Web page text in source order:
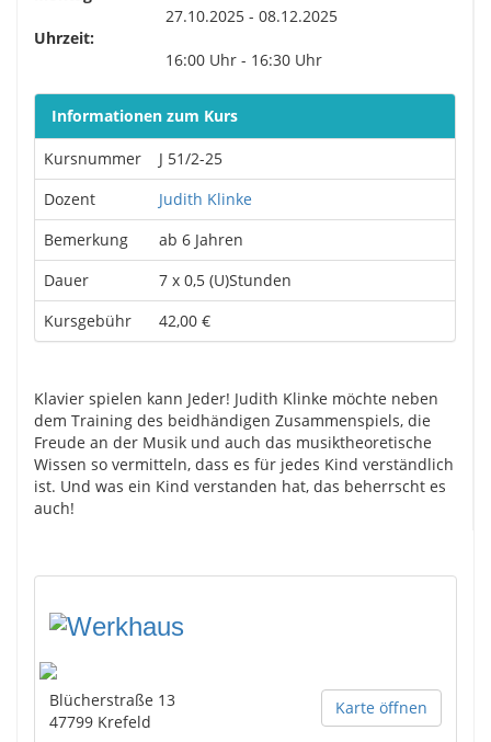
27.10.2025 - 08.12.2025
Uhrzeit:
16:00 Uhr - 16:30 Uhr
Informationen zum Kurs
Kursnummer
J 51/2-25
Dozent
Judith Klinke
Bemerkung
ab 6 Jahren
Dauer
7 x 0,5 (U)Stunden
Kursgebühr
42,00 €
Klavier spielen kann Jeder! Judith Klinke möchte neben
dem Training des beidhändigen Zusammenspiels, die
Freude an der Musik und auch das musiktheoretische
Wissen so vermitteln, dass es für jedes Kind verständlich
ist. Und was ein Kind verstanden hat, das beherrscht es
auch!
Karte öffnen
Blücherstraße 13
47799 Krefeld